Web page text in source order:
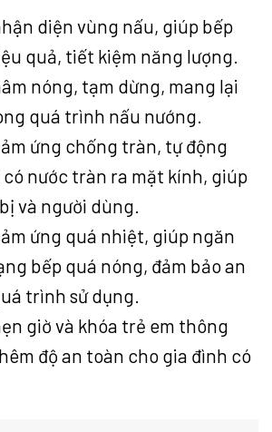
diện vùng nấu, giúp bếp
quả, tiết kiệm năng lượng.
nóng, tạm dừng, mang lại
quá trình nấu nướng.
ứng chống tràn, tự động
nước tràn ra mặt kính, giúp
và người dùng.
ứng quá nhiệt, giúp ngăn
bếp quá nóng, đảm bảo an
trình sử dụng.
giờ và khóa trẻ em thông
độ an toàn cho gia đình có